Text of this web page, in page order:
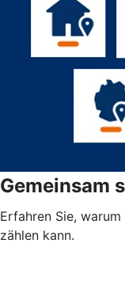
Gemeinsam
Erfahren Sie,
zählen kann.